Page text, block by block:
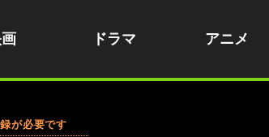
ドラマ アニメ
が必要です